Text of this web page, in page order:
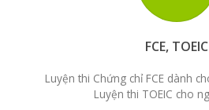
FCE, TOEIC
Luyện thi Chứng chỉ FCE dành
Luyện thi TOEIC cho